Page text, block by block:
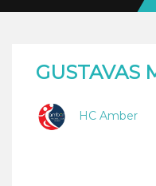
GUSTAVAS
HC Amber